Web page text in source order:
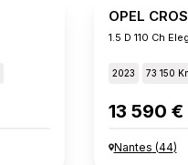
OPEL
1.5 D 110 Ch
2023 73 150
13 590 €
Nantes (44)